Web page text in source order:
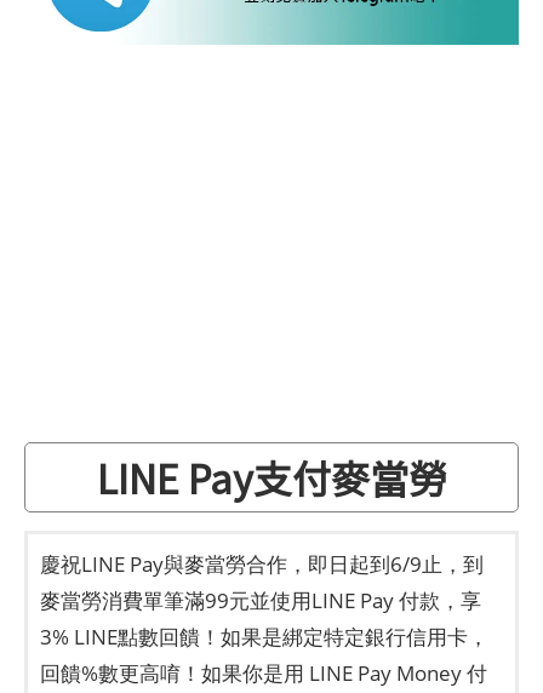
LINE Pay支付麥當勞
慶祝LINE Pay與麥當勞合作，即日起到6/9止，到
麥當勞消費單筆滿99元並使用LINE Pay 付款，享
3% LINE點數回饋！如果是綁定特定銀行信用卡，
回饋%數更高唷！如果你是用 LINE Pay Money 付